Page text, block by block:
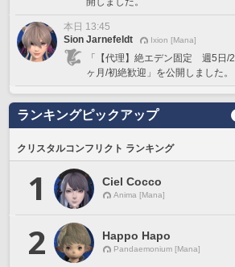
本日 13:45
Sion Jarnefeldt
Ixion [Mana]
「【代理】絶エデン固定 週5日/2
ヶ月/初絶歓迎」を公開しました。
ランキングピックアップ
クリスタルコンフリクト ランキング
1 Ciel Cocco
Anima [Mana]
2 Happo Hapo
Pandaemonium [Mana]